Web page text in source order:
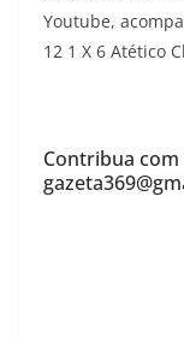
Youtube,
12 1 X 6 Atético
Contribua